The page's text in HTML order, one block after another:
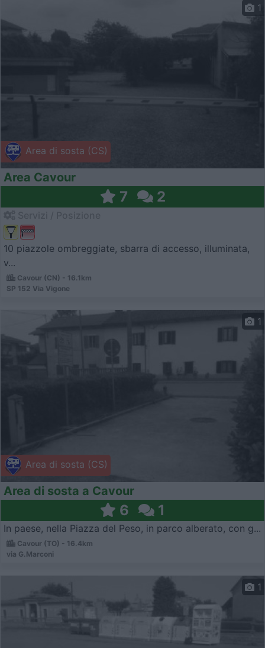
Area di sosta (CS)
1
Area Cavour
7 2
10 piazzole ombreggiate, sbarra di accesso, illuminata,
v...
Cavour (CN) - 16.1km
SP 152 Via Vigone
Area di sosta (CS)
1
Area di sosta a Cavour
6 1
In paese, nella Piazza del Peso, in parco alberato, con g...
Cavour (TO) - 16.4km
via G.Marconi
1